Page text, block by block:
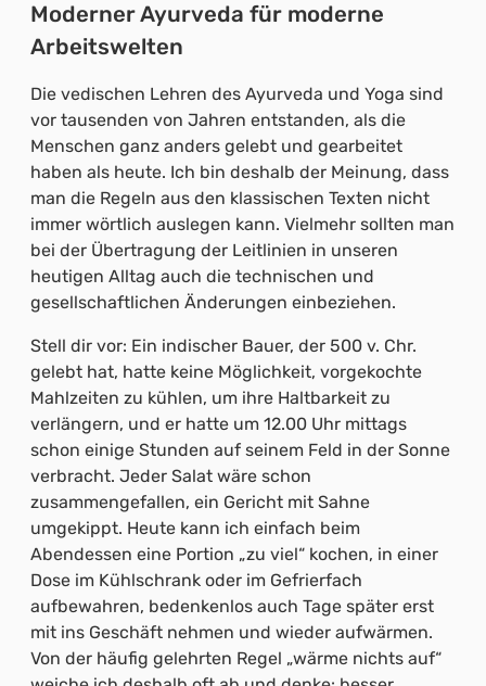
Moderner Ayurveda für moderne
Arbeitswelten
Die vedischen Lehren des Ayurveda und Yoga sind
vor tausenden von Jahren entstanden, als die
Menschen ganz anders gelebt und gearbeitet
haben als heute. Ich bin deshalb der Meinung, dass
man die Regeln aus den klassischen Texten nicht
immer wörtlich auslegen kann. Vielmehr sollten man
bei der Übertragung der Leitlinien in unseren
heutigen Alltag auch die technischen und
gesellschaftlichen Änderungen einbeziehen.
Stell dir vor: Ein indischer Bauer, der 500 v. Chr.
gelebt hat, hatte keine Möglichkeit, vorgekochte
Mahlzeiten zu kühlen, um ihre Haltbarkeit zu
verlängern, und er hatte um 12.00 Uhr mittags
schon einige Stunden auf seinem Feld in der Sonne
verbracht. Jeder Salat wäre schon
zusammengefallen, ein Gericht mit Sahne
umgekippt. Heute kann ich einfach beim
Abendessen eine Portion „zu viel“ kochen, in einer
Dose im Kühlschrank oder im Gefrierfach
aufbewahren, bedenkenlos auch Tage später erst
mit ins Geschäft nehmen und wieder aufwärmen.
Von der häufig gelehrten Regel „wärme nichts auf“